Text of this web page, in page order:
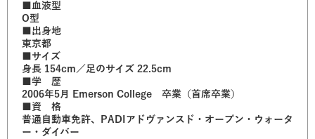
■血液型
O型
■出身地
東京都
■サイズ
身長 154cm／足のサイズ 22.5cm
■学 歴
2006年5月 Emerson College 卒業（首席卒業）
■資 格
普通自動車免許、PADIアドヴァンスド・オープン・ウォータ
ー・ダイバー